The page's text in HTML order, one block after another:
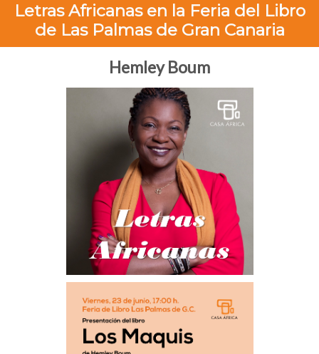
Letras Africanas en la Feria del Libro
de Las Palmas de Gran Canaria
Hemley Boum